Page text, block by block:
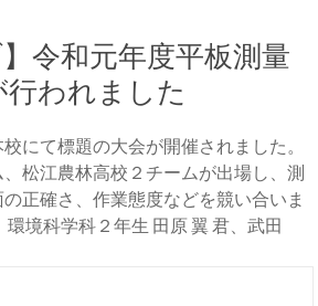
】令和元年度平板測量
われました
にて標題の大会が開催されました。
松江農林高校２チームが出場し、測
正確さ、作業態度などを競い合いま
境科学科２年生 田原 翼 君、武田